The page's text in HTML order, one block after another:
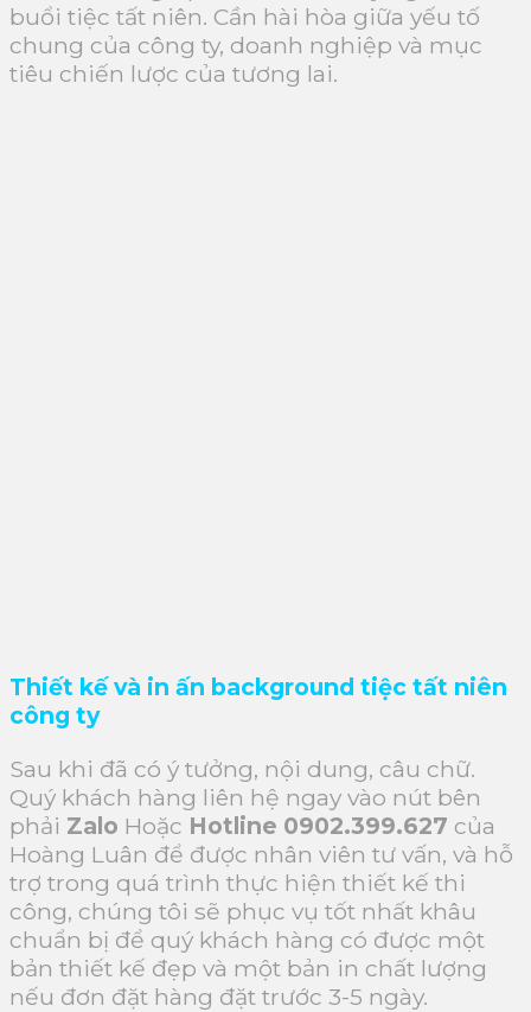
buổi tiệc tất niên. Cần hài hòa giữa yếu tố
chung của công ty, doanh nghiệp và mục
tiêu chiến lược của tương lai.
Thiết kế và in ấn background tiệc tất niên
công ty
Sau khi đã có ý tưởng, nội dung, câu chữ.
Quý khách hàng liên hệ ngay vào nút bên
phải Zalo Hoặc Hotline 0902.399.627 của
Hoàng Luân để được nhân viên tư vấn, và hỗ
trợ trong quá trình thực hiện thiết kế thi
công, chúng tôi sẽ phục vụ tốt nhất khâu
chuẩn bị để quý khách hàng có được một
bản thiết kế đẹp và một bản in chất lượng
nếu đơn đặt hàng đặt trước 3-5 ngày.